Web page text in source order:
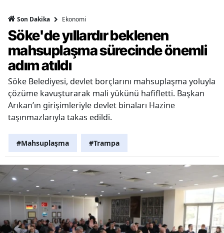
Son Dakika Ekonomi
Söke'de yıllardır beklenen
mahsuplaşma sürecinde önemli
adım atıldı
Söke Belediyesi, devlet borçlarını mahsuplaşma yoluyla
çözüme kavuşturarak mali yükünü hafifletti. Başkan
Arıkan’ın girişimleriyle devlet binaları Hazine
taşınmazlarıyla takas edildi.
#Mahsuplaşma #Trampa